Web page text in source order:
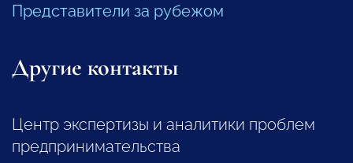
Представители за рубежом
Другие контакты
Центр экспертизы и аналитики проблем
предпринимательства